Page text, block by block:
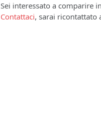
Sei interessato a comparire
Contattaci, sarai ricontattato